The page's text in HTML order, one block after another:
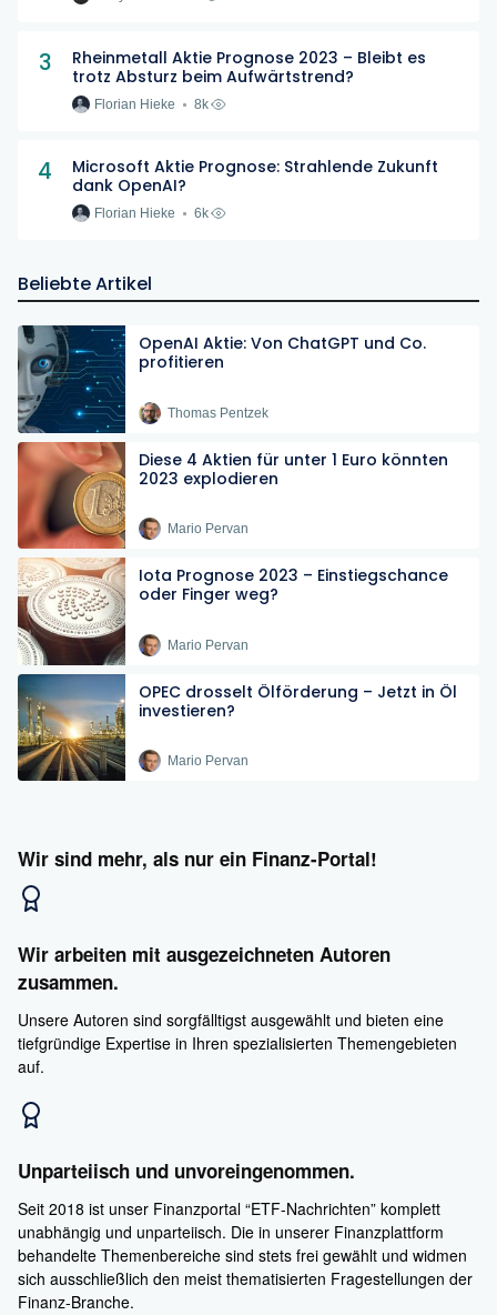
3
Rheinmetall Aktie Prognose 2023 – Bleibt es
trotz Absturz beim Aufwärtstrend?
Florian Hieke 8k
4
Microsoft Aktie Prognose: Strahlende Zukunft
dank OpenAI?
Florian Hieke 6k
Beliebte Artikel
OpenAI Aktie: Von ChatGPT und Co.
profitieren
Thomas Pentzek
Diese 4 Aktien für unter 1 Euro könnten
2023 explodieren
Mario Pervan
Iota Prognose 2023 – Einstiegschance
oder Finger weg?
Mario Pervan
OPEC drosselt Ölförderung – Jetzt in Öl
investieren?
Mario Pervan
Wir sind mehr, als nur ein Finanz-Portal!
Wir arbeiten mit ausgezeichneten Autoren
zusammen.
Unsere Autoren sind sorgfälltigst ausgewählt und bieten eine
tiefgründige Expertise in Ihren spezialisierten Themengebieten
auf.
Unparteiisch und unvoreingenommen.
Seit 2018 ist unser Finanzportal “ETF-Nachrichten” komplett
unabhängig und unparteiisch. Die in unserer Finanzplattform
behandelte Themenbereiche sind stets frei gewählt und widmen
sich ausschließlich den meist thematisierten Fragestellungen der
Finanz-Branche.